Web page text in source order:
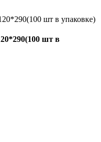
шт в